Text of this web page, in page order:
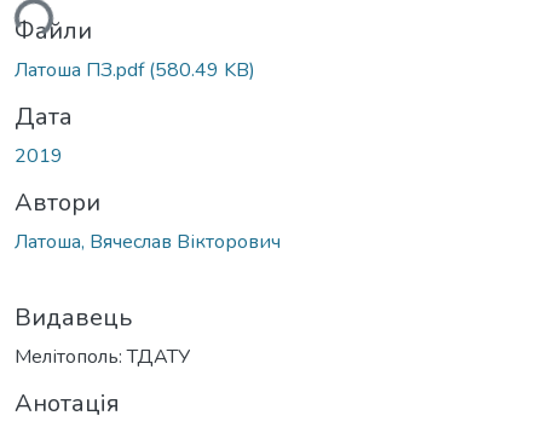
Файли
Латоша ПЗ.pdf(580.49 KB)
Дата
2019
Автори
Латоша, Вячеслав Вікторович
Видавець
Мелітополь: ТДАТУ
Анотація